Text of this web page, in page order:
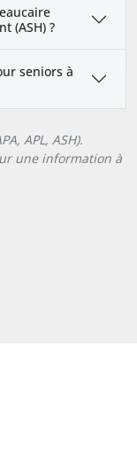
(ASH) ?
seniors à
APL, ASH).
une information à